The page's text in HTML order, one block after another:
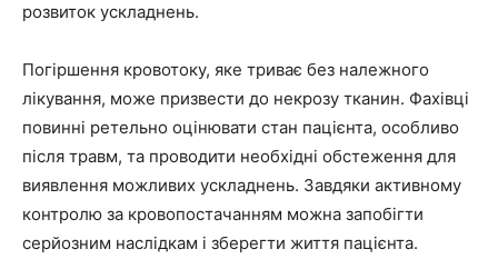
розвиток ускладнень.
Погіршення кровотоку, яке триває без належного
лікування, може призвести до некрозу тканин. Фахівці
повинні ретельно оцінювати стан пацієнта, особливо
після травм, та проводити необхідні обстеження для
виявлення можливих ускладнень. Завдяки активному
контролю за кровопостачанням можна запобігти
серйозним наслідкам і зберегти життя пацієнта.